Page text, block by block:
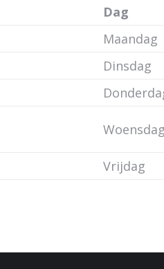
Dag
Maandag
Dinsdag
Woensdag
Vrijdag